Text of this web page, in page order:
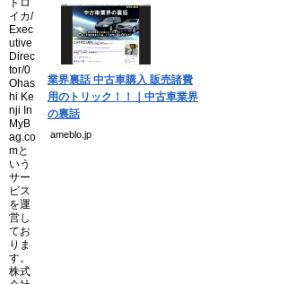
業界裏話 中古車購入 販売諸費
用のトリック！！｜中古車業界
の裏話
ameblo.jp
Copyright(C) Ea.Inc.
All Right Reserved.